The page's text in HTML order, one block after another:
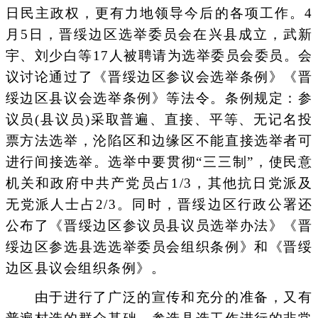
日民主政权，更有力地领导今后的各项工作。4
月5日，晋绥边区选举委员会在兴县成立，武新
宇、刘少白等17人被聘请为选举委员会委员。会
议讨论通过了《晋绥边区参议会选举条例》《晋
绥边区县议会选举条例》等法令。条例规定：参
议员(县议员)采取普遍、直接、平等、无记名投
票方法选举，沦陷区和边缘区不能直接选举者可
进行间接选举。选举中要贯彻“三三制”，使民意
机关和政府中共产党员占1/3，其他抗日党派及
无党派人士占2/3。同时，晋绥边区行政公署还
公布了《晋绥边区参议员县议员选举办法》《晋
绥边区参选县选选举委员会组织条例》和《晋绥
边区县议会组织条例》。
由于进行了广泛的宣传和充分的准备，又有